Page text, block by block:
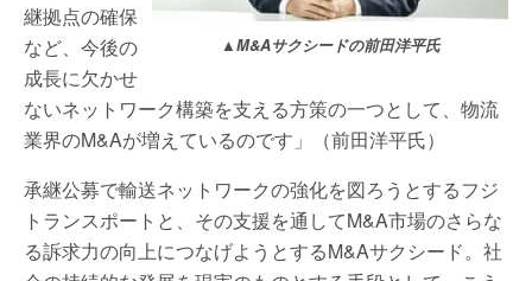
▲M&Aサクシードの前田洋平氏
継拠点の確保
など、今後の
成長に欠かせ
ないネットワーク構築を支える方策の一つとして、物流
業界のM&Aが増えているのです」（前田洋平氏）
承継公募で輸送ネットワークの強化を図ろうとするフジ
トランスポートと、その支援を通してM&A市場のさらな
る訴求力の向上につなげようとするM&Aサクシード。社